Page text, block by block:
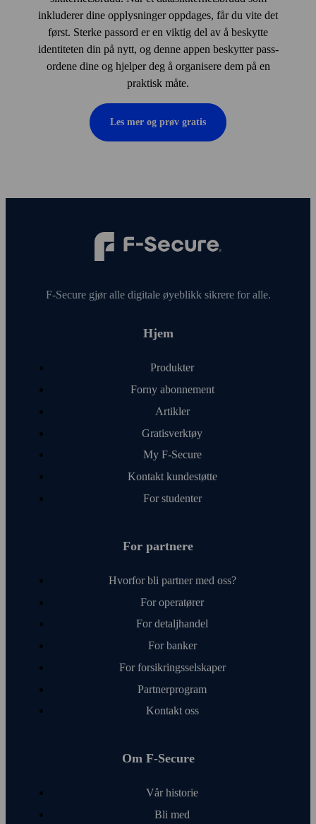
inkluderer dine opplysninger oppdages, får du vite det
først. Sterke pass­ord er en viktig del av å beskytte
identiteten din på nytt, og denne appen beskytter pass­
ordene dine og hjelper deg å organisere dem på en
praktisk måte.
Les mer og prøv gratis
F‑Secure gjør alle digitale øye­blikk sikrere for alle.
Hjem
Produkter
Forny abonnement
Artikler
Gratis­verktøy
My F‑Secure
Kontakt kunde­støtte
For studenter
For partnere
Hvorfor bli partner med oss?
For operatører
For detalj­handel
For banker
For forsikringsselskaper
Partnerprogram
Kontakt oss
Om F‑Secure
Vår historie
Bli med